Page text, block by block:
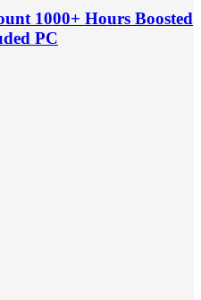
1000+ Hours Boosted
PC